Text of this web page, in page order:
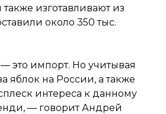
изготавливают из
около 350 тыс.
это импорт. Но учитывая
на России, а также
интереса к данному
— говорит Андрей